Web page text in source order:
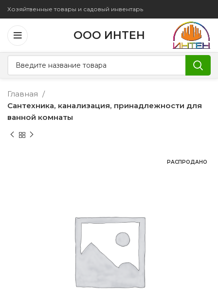
Хозяйтвенные товары и садовый инвентарь
ООО ИНТЕН
Главная
Сантехника, канализация, принадлежности для
ванной комнаты
РАСПРОДАНО